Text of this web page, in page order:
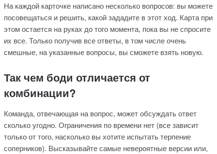
На каждой карточке написано несколько вопросов: вы можете
посовещаться и решить, какой зададите в этот ход. Карта при
этом остается на руках до того момента, пока вы не спросите
их все. Только получив все ответы, в том числе очень
смешные, на указанные вопросы, вы сможете взять новую.
Так чем боди отличается от
комбинации?
Команда, отвечающая на вопрос, может обсуждать ответ
сколько угодно. Ограничения по времени нет (все зависит
только от того, насколько вы хотите испытать терпение
соперников). Высказывайте самые невероятные версии или,